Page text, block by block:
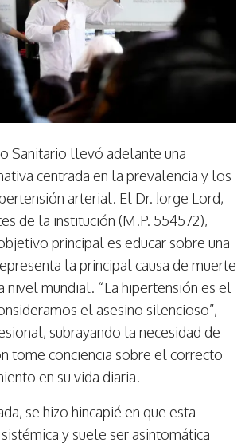
Sanitario llevó adelante una
centrada en la prevalencia y los
arterial. El Dr. Jorge Lord,
de la institución (M.P. 554572),
principal es educar sobre una
la principal causa de muerte
nivel mundial. “La hipertensión es el
el asesino silencioso”,
subrayando la necesidad de
tome conciencia sobre el correcto
en su vida diaria.
se hizo hincapié en que esta
y suele ser asintomática